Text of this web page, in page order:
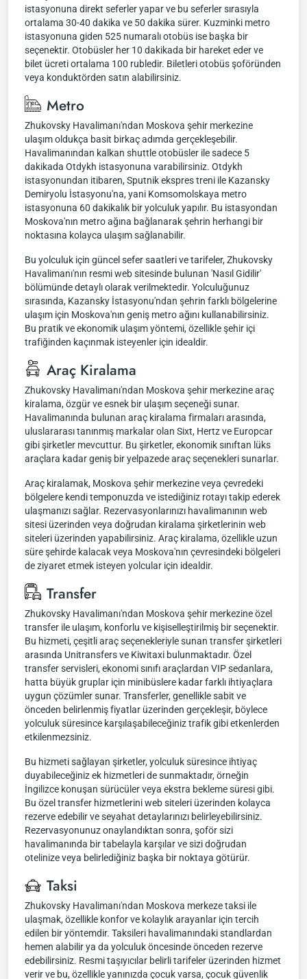
istasyonuna direkt seferler yapar ve bu seferler sırasıyla
ortalama 30-40 dakika ve 50 dakika sürer. Kuzminki metro
istasyonuna giden 525 numaralı otobüs ise başka bir
seçenektir. Otobüsler her 10 dakikada bir hareket eder ve
bilet ücreti ortalama 100 rubledir. Biletleri otobüs şoföründen
veya konduktörden satın alabilirsiniz.
Metro
Zhukovsky Havalimanı'ndan Moskova şehir merkezine
ulaşım oldukça basit birkaç adımda gerçekleşebilir.
Havalimanından kalkan shuttle otobüsler ile sadece 5
dakikada Otdykh istasyonuna varabilirsiniz. Otdykh
istasyonundan itibaren, Sputnik ekspres treni ile Kazansky
Demiryolu İstasyonu'na, yani Komsomolskaya metro
istasyonuna 60 dakikalık bir yolculuk yapılır. Bu istasyondan
Moskova'nın metro ağına bağlanarak şehrin herhangi bir
noktasına kolayca ulaşım sağlanabilir.
Bu yolculuk için güncel sefer saatleri ve tarifeler, Zhukovsky
Havalimanı'nın resmi web sitesinde bulunan 'Nasıl Gidilir'
bölümünde detaylı olarak verilmektedir. Yolculuğunuz
sırasında, Kazansky İstasyonu'ndan şehrin farklı bölgelerine
ulaşım için Moskova'nın geniş metro ağını kullanabilirsiniz.
Bu pratik ve ekonomik ulaşım yöntemi, özellikle şehir içi
trafiğinden kaçınmak isteyenler için idealdir.
Araç Kiralama
Zhukovsky Havalimanı'ndan Moskova şehir merkezine araç
kiralama, özgür ve esnek bir ulaşım seçeneği sunar.
Havalimanında bulunan araç kiralama firmaları arasında,
uluslararası tanınmış markalar olan Sixt, Hertz ve Europcar
gibi şirketler mevcuttur. Bu şirketler, ekonomik sınıftan lüks
araçlara kadar geniş bir yelpazede araç seçenekleri sunarlar.
Araç kiralamak, Moskova şehir merkezine veya çevredeki
bölgelere kendi temponuzda ve istediğiniz rotayı takip ederek
ulaşmanızı sağlar. Rezervasyonlarınızı havalimanının web
sitesi üzerinden veya doğrudan kiralama şirketlerinin web
siteleri üzerinden yapabilirsiniz. Araç kiralama, özellikle uzun
süre şehirde kalacak veya Moskova'nın çevresindeki bölgeleri
de ziyaret etmek isteyen yolcular için idealdir.
Transfer
Zhukovsky Havalimanı'ndan Moskova şehir merkezine özel
transfer ile ulaşım, konforlu ve kişiselleştirilmiş bir seçenektir.
Bu hizmeti, çeşitli araç seçenekleriyle sunan transfer şirketleri
arasında Unitransfers ve Kiwitaxi bulunmaktadır. Özel
transfer servisleri, ekonomi sınıfı araçlardan VIP sedanlara,
hatta büyük gruplar için minibüslere kadar farklı ihtiyaçlara
uygun çözümler sunar. Transferler, genellikle sabit ve
önceden belirlenmiş fiyatlar üzerinden gerçekleşir, böylece
yolculuk süresince karşılaşabileceğiniz trafik gibi etkenlerden
etkilenmezsiniz.
Bu hizmeti sağlayan şirketler, yolculuk süresince ihtiyaç
duyabileceğiniz ek hizmetleri de sunmaktadır, örneğin
İngilizce konuşan sürücüler veya ekstra bekleme süresi gibi.
Bu özel transfer hizmetlerini web siteleri üzerinden kolayca
rezerve edebilir ve seyahat detaylarınızı belirleyebilirsiniz.
Rezervasyonunuz onaylandıktan sonra, şoför sizi
havalimanında bir tabelayla karşılar ve sizi doğrudan
otelinize veya belirlediğiniz başka bir noktaya götürür.
Taksi
Zhukovsky Havalimanı'ndan Moskova merkeze taksi ile
ulaşmak, özellikle konfor ve kolaylık arayanlar için tercih
edilen bir yöntemdir. Taksileri havalimanındaki standlardan
hemen alabilir ya da yolculuk öncesinde önceden rezerve
edebilirsiniz. Resmi taşıyıcılar belirli tarifeler üzerinden hizmet
verir ve bu, özellikle yanınızda çocuk varsa, çocuk güvenlik